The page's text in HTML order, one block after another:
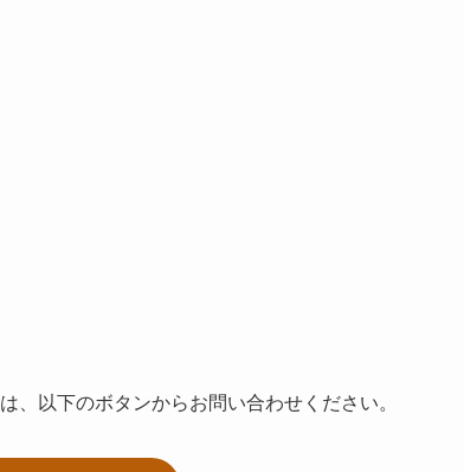
、以下のボタンからお問い合わせください。